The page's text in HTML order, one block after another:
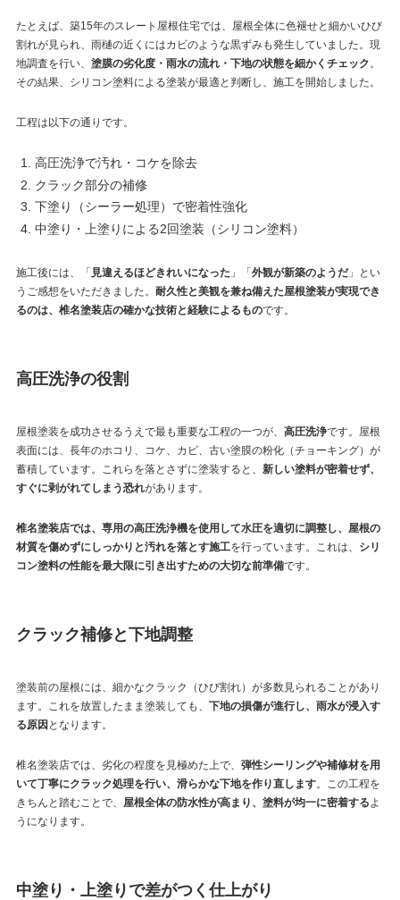
たとえば、築15年のスレート屋根住宅では、屋根全体に色褪せと細かいひび
割れが見られ、雨樋の近くにはカビのような黒ずみも発生していました。現
地調査を行い、 塗膜の劣化度・雨水の流れ・下地の状態を細かくチェック。
その結果、シリコン塗料による塗装が最適と判断し、施工を開始しました。
工程は以下の通りです。
高圧洗浄で汚れ・コケを除去
クラック部分の補修
下塗り（シーラー処理）で密着性強化
中塗り・上塗りによる2回塗装（シリコン塗料）
施工後には、「 見違えるほどきれいになった 」「外観が新築のようだ」とい
うご感想をいただきました。 耐久性と美観を兼ね備えた屋根塗装が実現でき
るのは、椎名塗装店の確かな技術と経験によるものです。
高圧洗浄の役割
屋根塗装を成功させるうえで最も重要な工程の一つが、 高圧洗浄です。屋根
表面には、長年のホコリ、コケ、カビ、古い塗膜の粉化（チョーキング）が
蓄積しています。これらを落とさずに塗装すると、 新しい塗料が密着せず、
すぐに剥がれてしまう恐れがあります。
椎名塗装店では、専用の高圧洗浄機を使用して水圧を適切に調整し、屋根の
材質を傷めずにしっかりと汚れを落とす施工を行っています。これは、 シリ
コン塗料の性能を最大限に引き出すための大切な前準備です。
クラック補修と下地調整
塗装前の屋根には、細かなクラック（ひび割れ）が多数見られることがあり
ます。これを放置したまま塗装しても、 下地の損傷が進行し、雨水が浸入す
る原因 となります。
椎名塗装店では、劣化の程度を見極めた上で、 弾性シーリングや補修材を用
いて丁寧にクラック処理を行い、滑らかな下地を作り直します。この工程を
きちんと踏むことで、 屋根全体の防水性が高まり、塗料が均一に密着する よ
うになります。
中塗り・上塗りで差がつく仕上がり